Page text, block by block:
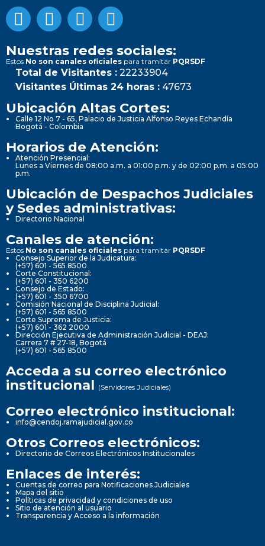
Nuestras redes sociales:
Estos No son canales oficiales para tramitar PQRSDF
Total de Visitantes : 22233904
Visitantes Últimas 24 horas : 47673
Ubicación Altas Cortes:
Calle 12 No 7 - 65, Palacio de Justicia Alfonso Reyes Echandía
Bogotá - Colombia
Horarios de Atención:
Atención Presencial:
Lunes a Viernes de 08:00 a.m. a 01:00 p.m. y de 02:00 p.m. a 05:00
p.m.
Ubicación de Despachos Judiciales
y Sedes administrativas:
Directorio Nacional
Canales de atención:
Estos No son canales oficiales para tramitar PQRSDF
Consejo Superior de la Judicatura:
(+57) 601 - 565 8500
Corte Constitucional:
(+57) 601 - 350 6200
Consejo de Estado:
(+57) 601 - 350 6700
Comisión Nacional de Disciplina Judicial:
(+57) 601 - 565 8500
Corte Suprema de Justicia:
(+57) 601 - 362 2000
Dirección Ejecutiva de Administración Judicial - DEAJ:
Carrera 7 # 27-18, Bogotá
(+57) 601 - 565 8500
Acceda a su correo electrónico
institucional (Servidores Judiciales)
Correo electrónico institucional:
info@cendoj.ramajudicial.gov.co
Otros Correos electrónicos:
Directorio de Correos Electrónicos Institucionales
Enlaces de interés:
Cuentas de correo para Notificaciones Judiciales
Mapa del sitio
Políticas de privacidad y condiciones de uso
Sitio de atención al usuario
Transparencia y Acceso a la información